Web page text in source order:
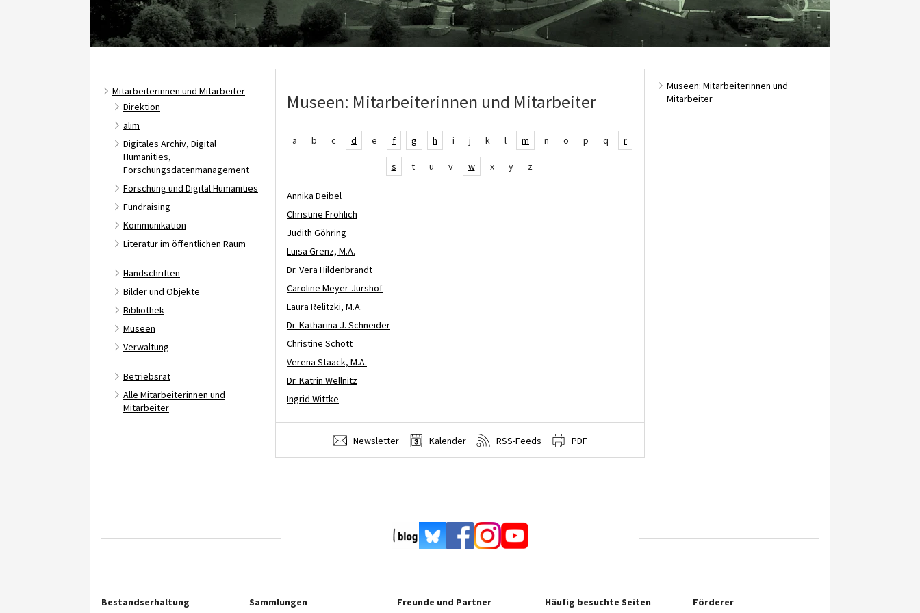
Mitarbeiterinnen und Mitarbeiter
Direktion
alim
Digitales Archiv, Digital
Humanities,
Forschungsdatenmanagement
Forschung und Digital Humanities
Fundraising
Kommunikation
Literatur im öffentlichen Raum
Handschriften
Bilder und Objekte
Bibliothek
Museen
Verwaltung
Betriebsrat
Alle Mitarbeiterinnen und
Mitarbeiter
Museen: Mitarbeiterinnen und Mitarbeiter
a b c d e f g h i j k l m n o p q r
s t u v w x y z
Annika Deibel
Christine Fröhlich
Judith Göhring
Luisa Grenz, M.A.
Dr. Vera Hildenbrandt
Caroline Meyer-Jürshof
Laura Relitzki, M.A.
Dr. Katharina J. Schneider
Christine Schott
Verena Staack, M.A.
Dr. Katrin Wellnitz
Ingrid Wittke
Newsletter Kalender RSS-Feeds PDF
Museen: Mitarbeiterinnen und
Mitarbeiter
Bestandserhaltung Sammlungen Freunde und Partner Häufig besuchte Seiten Förderer